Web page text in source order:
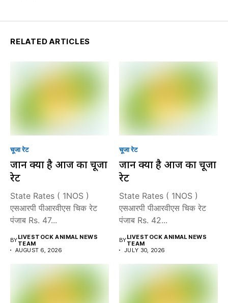
RELATED ARTICLES
चूजा रेट
जानें क्या है आज का चूजा
रेट
State Rates ( 1NOS )
एसआरपी पीआरवीएस चिक रेट
पंजाब Rs. 47...
BYLIVESTOCK ANIMAL NEWS
TEAM
AUGUST 6, 2026
चूजा रेट
जानें क्या है आज का चूजा
रेट
State Rates ( 1NOS )
एसआरपी पीआरवीएस चिक रेट
पंजाब Rs. 42...
BYLIVESTOCK ANIMAL NEWS
TEAM
JULY 30, 2026